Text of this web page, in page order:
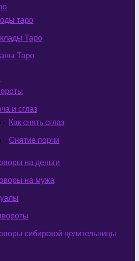
таро
Таро
Таро
и сглаз
Как снять сглаз
Снятие порчи
на деньги
на мужа
сибирской целительницы